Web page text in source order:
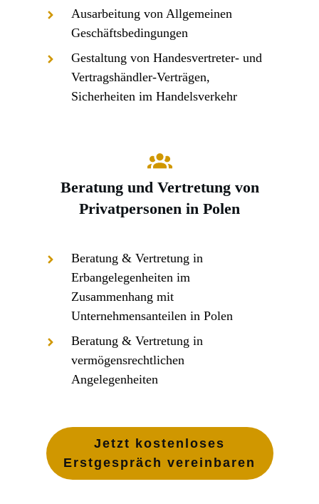
Małgorzata Sikorska, Office Manager
Ausarbeitung von Allgemeinen
Geschäftsbedingungen
Gestaltung von Handesvertreter- und
Vertragshändler-Verträgen,
Sicherheiten im Handelsverkehr
Beratung und Vertretung von
Privatpersonen in Polen
Beratung & Vertretung in
Erbangelegenheiten im
Zusammenhang mit
Unternehmensanteilen in Polen
Beratung & Vertretung in
vermögensrechtlichen
Angelegenheiten
Jetzt kostenloses
Erstgespräch vereinbaren